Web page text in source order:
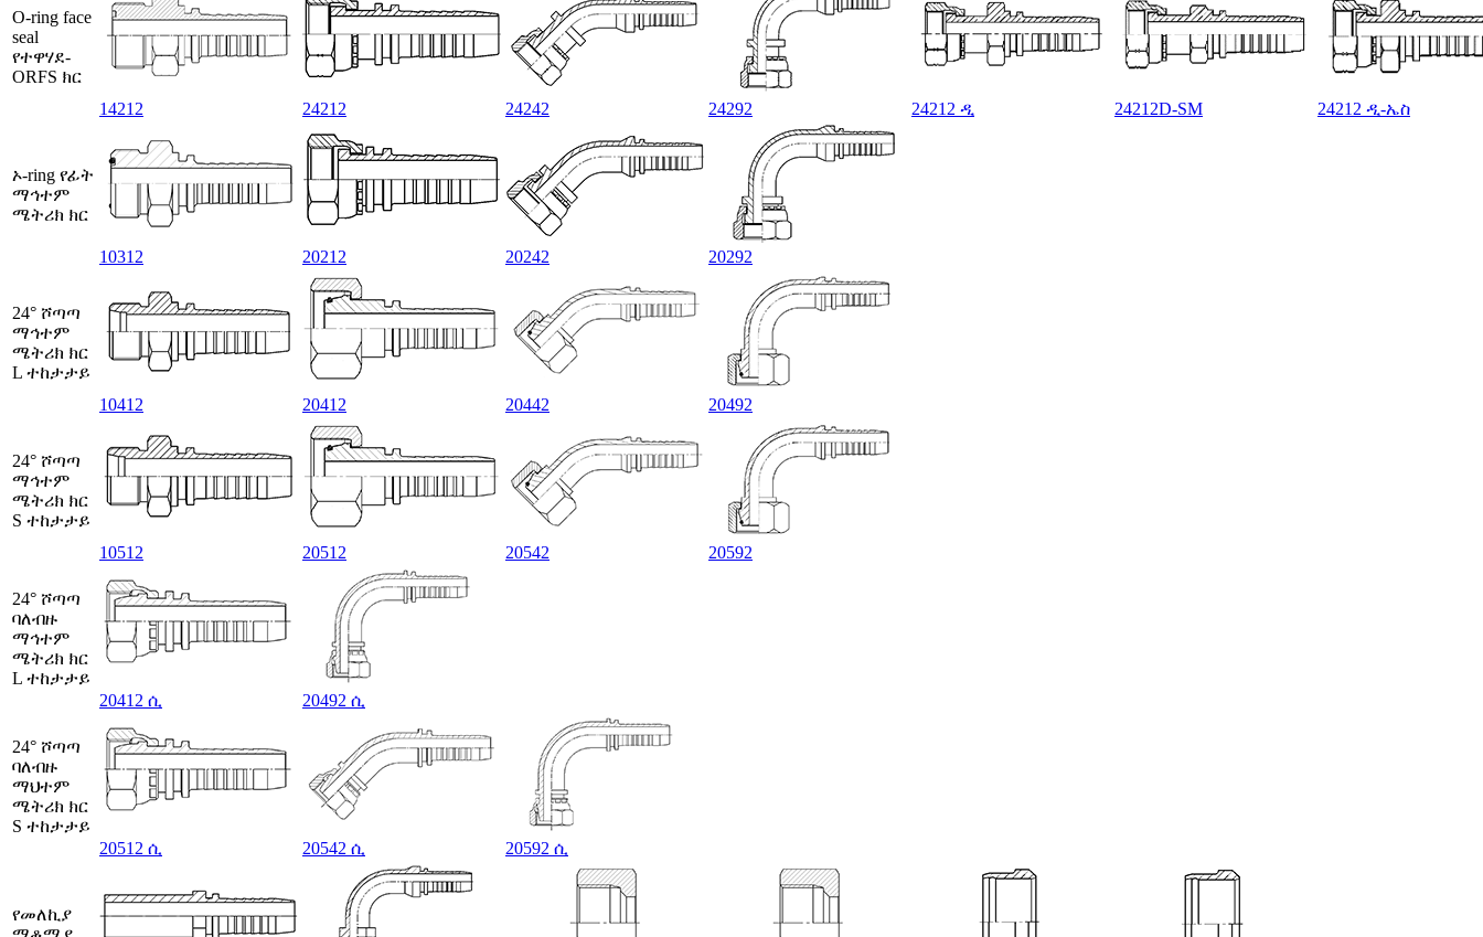
O-ring face
seal
የተዋሃደ-
ORFS ክር
14212
24212 24242 24292 24212 ዲ 24212D-SM 24212 ዲ-ኤስ
ኦ-ring የፊት
ማኅተም
ሜትሪክ ክር
10312 20212 20242 20292
24° ሾጣጣ
ማኅተም
ሜትሪክ ክር
L ተከታታይ
10412
20412 20442 20492
24° ሾጣጣ
ማኅተም
ሜትሪክ ክር
S ተከታታይ
10512
20512 20542 20592
24° ሾጣጣ
ባለብዙ
ማኅተም
ሜትሪክ ክር
L ተከታታይ
20412 ሲ
20492 ሲ
24° ሾጣጣ
ባለብዙ
ማህተም
ሜትሪክ ክር
S ተከታታይ
20512 ሲ
20542 ሲ 20592 ሲ
የመለኪያ